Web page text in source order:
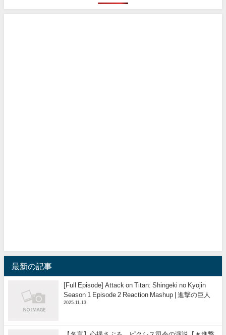
最新の記事
[Full Episode] Attack on Titan: Shingeki no Kyojin
Season 1 Episode 2 Reaction Mashup | 進撃の巨人
2025.11.13